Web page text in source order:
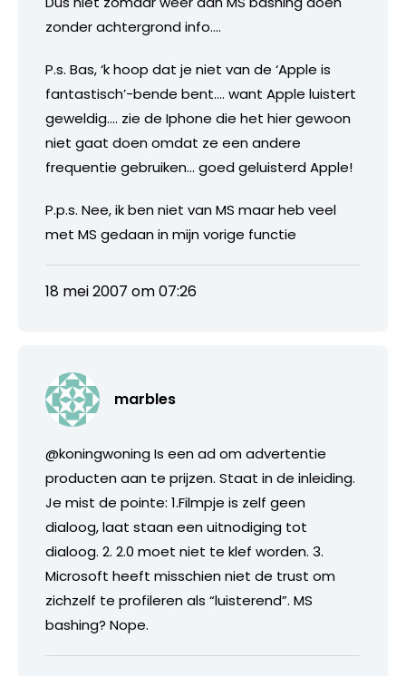
zonder achtergrond info….
P.s. Bas, ‘k hoop dat je niet van de ‘Apple is
fantastisch’-bende bent…. want Apple luistert
geweldig…. zie de Iphone die het hier gewoon
niet gaat doen omdat ze een andere
frequentie gebruiken… goed geluisterd Apple!
P.p.s. Nee, ik ben niet van MS maar heb veel
met MS gedaan in mijn vorige functie
18 mei 2007 om 07:26
marbles
@koningwoning Is een ad om advertentie
producten aan te prijzen. Staat in de inleiding.
Je mist de pointe: 1.Filmpje is zelf geen
dialoog, laat staan een uitnodiging tot
dialoog. 2. 2.0 moet niet te klef worden. 3.
Microsoft heeft misschien niet de trust om
zichzelf te profileren als “luisterend”. MS
bashing? Nope.